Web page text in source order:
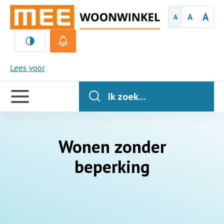
A A A
Lees voor
MEE
Handige
links
Ik zoek...
Wonen zonder
beperking